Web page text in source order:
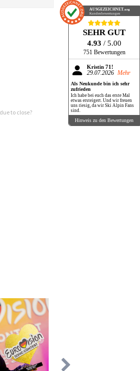
to close?
AUSGEZEICHNET.org
Kundenbewertungen
SEHR GUT
4.93 / 5.00
751 Bewertungen
Kristin 71!
29.07.2026 Mehr
Als Neukunde bin ich sehr
zufrieden
Ich habe bei euch das erste Mal
etwas ersteigert. Und wir freuen
uns riesig, da wir Ski Alpin Fans
sind.
Hinweis zu den Bewertungen